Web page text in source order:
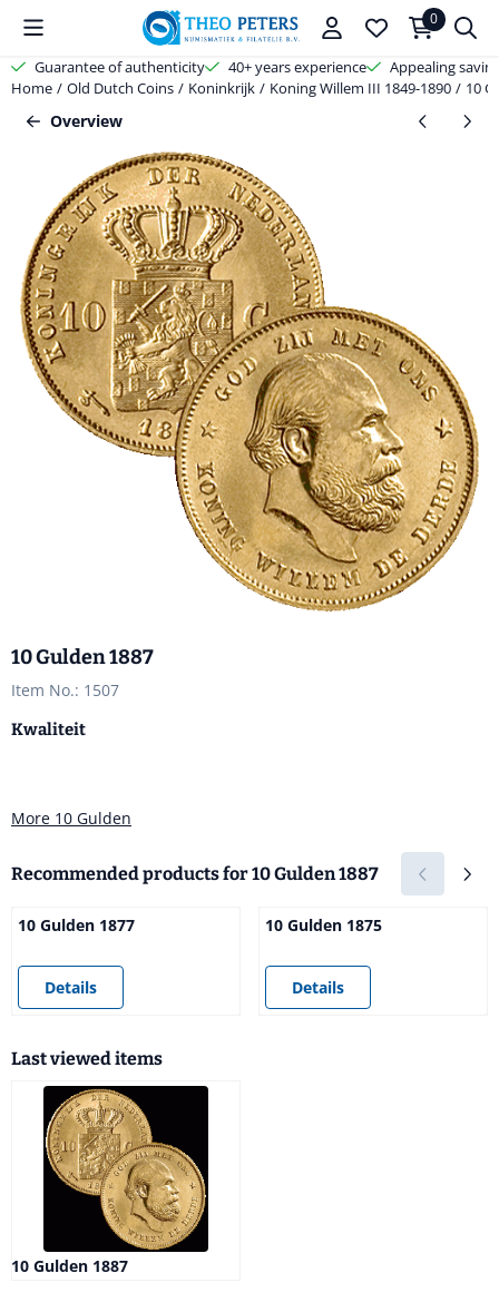
Cookie preferences are available. Choose settings or allow all
0
Guarantee of authenticity 40+ years experience
Appealing
Home / Old Dutch Coins / Koninkrijk / Koning Willem III 1849-1890 / 10
Overview
10 Gulden 1887
Item No.: 1507
Kwaliteit
More 10 Gulden
Recommended products for10 Gulden 1887
10 Gulden 1877
Price not visible
Details
10 Gulden 1875
Price not visible
Details
Last viewed items
10 Gulden 1887